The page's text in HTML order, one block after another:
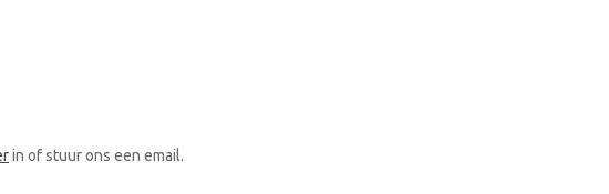
in of stuur ons een email.